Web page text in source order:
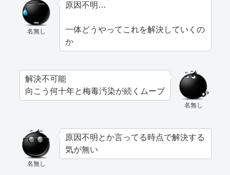
名無し
原因不明…
一体どうやってこれを解決していくの
か
名無し
解決不可能
向こう何十年と梅毒汚染が続くムーブ
名無し
原因不明とか言ってる時点で解決する
気が無い